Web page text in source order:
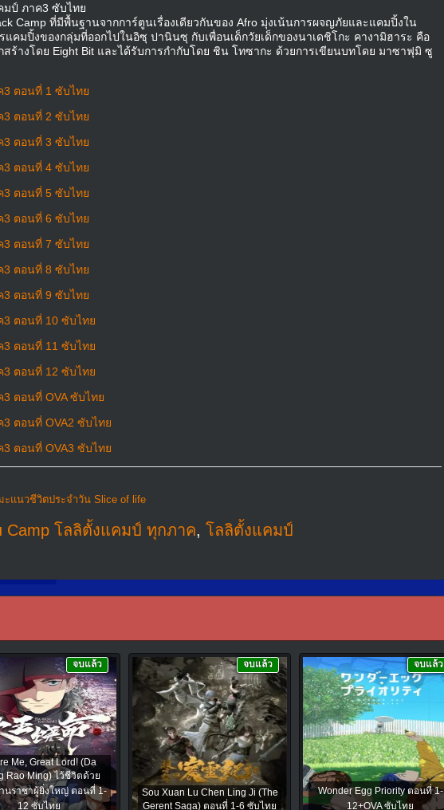
มป์ ภาค3 ซับไทย
Camp ที่มีพื้นฐานจากการ์ตูนเรื่องเดียวกันของ Afro มุ่งเน้นการผจญภัยและแคมปิ้งใน
คมปิ้งของกลุ่มที่ออกไปในอิซุ ปานินซุ กับเพื่อนเด็กวัยเด็กของนาเดชิโกะ คางามิฮาระ คือ
ร้างโดย Eight Bit และได้รับการกำกับโดย ชิน โทซากะ ด้วยการเขียนบทโดย มาซาฟุมิ ซู
3 ตอนที่ 1 ซับไทย
3 ตอนที่ 2 ซับไทย
3 ตอนที่ 3 ซับไทย
3 ตอนที่ 4 ซับไทย
3 ตอนที่ 5 ซับไทย
3 ตอนที่ 6 ซับไทย
3 ตอนที่ 7 ซับไทย
3 ตอนที่ 8 ซับไทย
3 ตอนที่ 9 ซับไทย
3 ตอนที่ 10 ซับไทย
3 ตอนที่ 11 ซับไทย
3 ตอนที่ 12 ซับไทย
ตอนที่ OVA ซับไทย
ตอนที่ OVA2 ซับไทย
ตอนที่ OVA3 ซับไทย
ะแนวชีวิตประจําวัน Slice of life
Camp โลลิตั้งแคมป์ ทุกภาค, โลลิตั้งแคมป์
Me, Great Lord! (Da
Rao Ming) ไว้ชีวิตด้วย
านราชาผู้ยิ่งใหญ่ ตอนที่ 1-
12 ซับไทย
จบแล้ว
Sou Xuan Lu Chen Ling Ji (The
Gerent Saga) ตอนที่ 1-6 ซับไทย
จบแล้ว
Wonder Egg Priority ตอนที่ 1-
12+OVA ซับไทย
จบแล้ว